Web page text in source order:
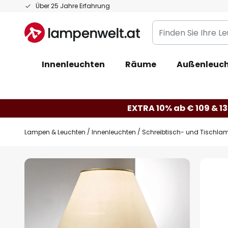
Über 25 Jahre Erfahrung
Zum
springen
Finden
Sie
Leuchte...
Innenleuchten Räume
EXTRA 10% ab € 109 &
Lampen & Leuchten Innenleuchten Schreibtisch- und
Zum